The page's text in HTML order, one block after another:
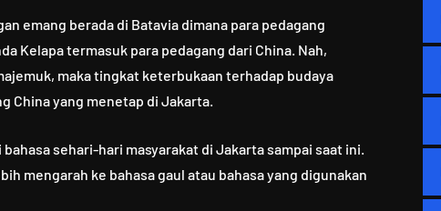
emang berada di Batavia dimana para pedagang
Kelapa termasuk para pedagang dari China. Nah,
maka tingkat keterbukaan terhadap budaya
China yang menetap di Jakarta.
sehari-hari masyarakat di Jakarta sampai saat ini.
mengarah ke bahasa gaul atau bahasa yang digunakan